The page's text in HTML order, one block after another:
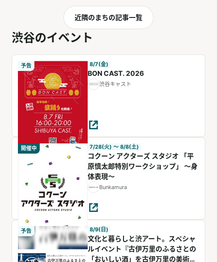
近隣のまちの記事一覧
渋谷のイベント
予告 8/7(金)
BON CAST. 2026
渋谷キャスト
開催中 7/28(火) 〜 8/8(土)
コクーン アクターズ スタジオ 「平
原慎太郎特別ワークショップ」 ～身
体表現～
Bunkamura
予告 8/9(日)
文化と暮らしと渋アート。スペシャ
ルイベント『古伊万里のふるさとの
「おいしい酒」を古伊万里の美術館